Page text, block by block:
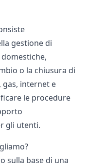
gestione di
o la chiusura di
internet e
le procedure
gli utenti.
sulla base di una